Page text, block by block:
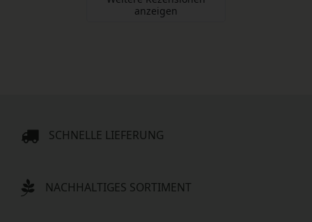
anzeigen
SCHNELLE LIEFERUNG
NACHHALTIGES SORTIMENT